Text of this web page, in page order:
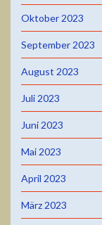
Oktober 2023
September 2023
August 2023
Juli 2023
Juni 2023
Mai 2023
April 2023
März 2023